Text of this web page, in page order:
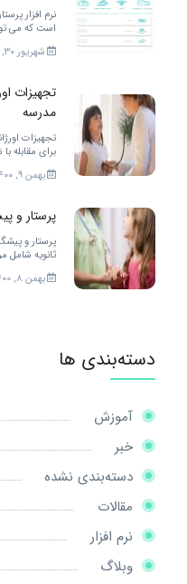
نرم افزار
است که می
خدمات
شهریور ۳۰, ۱۴۰۱
تجهیزات
مدرسه
تجهیزات
برای مقابله
زیادی احتیاج
بهمن ۹, ۱۴۰۰
پرستار و
پرستار و
ثانویه شامل
بهمن ۸, ۱۴۰۰
دسته‌بندی ها
آموزش
خبر
دسته‌بندی نشده
مقالات
نرم افزار
وبلاگ